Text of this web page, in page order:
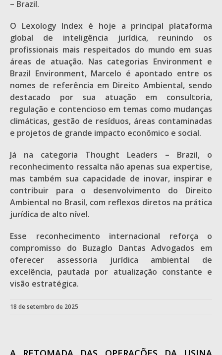
– Brazil.
O Lexology Index é hoje a principal plataforma
global de inteligência jurídica, reunindo os
profissionais mais respeitados do mundo em suas
áreas de atuação. Nas categorias Environment e
Brazil Environment, Marcelo é apontado entre os
nomes de referência em Direito Ambiental, sendo
destacado por sua atuação em consultoria,
regulação e contencioso em temas como mudanças
climáticas, gestão de resíduos, áreas contaminadas
e projetos de grande impacto econômico e social.
Já na categoria Thought Leaders – Brazil, o
reconhecimento ressalta não apenas sua expertise,
mas também sua capacidade de inovar, inspirar e
contribuir para o desenvolvimento do Direito
Ambiental no Brasil, com reflexos diretos na prática
jurídica de alto nível.
Esse reconhecimento internacional reforça o
compromisso do Buzaglo Dantas Advogados em
oferecer assessoria jurídica ambiental de
excelência, pautada por atualização constante e
visão estratégica.
18 de setembro de 2025